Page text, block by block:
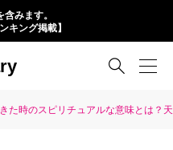
みます。
キング掲載】

た時のスピリチュアルな意味とは？